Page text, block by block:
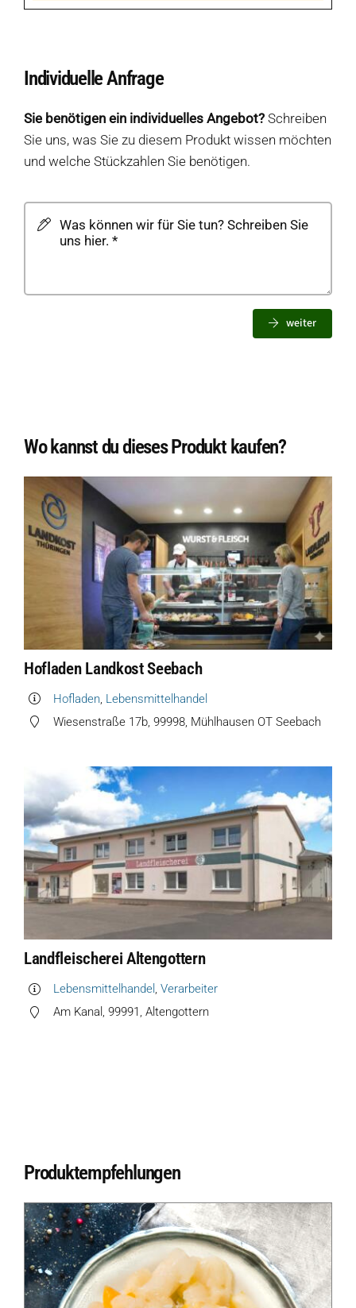
Individuelle Anfrage
Sie benötigen ein individuelles Angebot? Schreiben
Sie uns, was Sie zu diesem Produkt wissen möchten
und welche Stückzahlen Sie benötigen.
weiter
Wo kannst du dieses Produkt kaufen?
Hofladen Landkost Seebach
Hofladen, Lebensmittelhandel
Wiesenstraße 17b, 99998, Mühlhausen OT Seebach
Landfleischerei Altengottern
Lebensmittelhandel , Verarbeiter
Am Kanal, 99991, Altengottern
Produktempfehlungen